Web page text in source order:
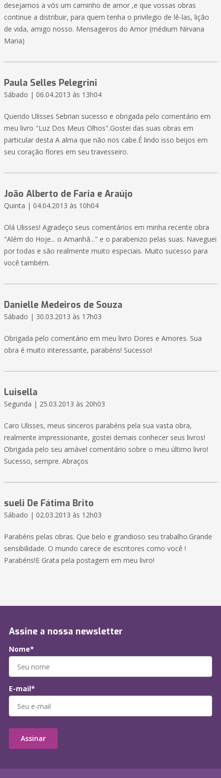
desejamos a vós um caminho de amor ,e que vossas obras
continue a distribuir, para quem tenha o privilegio de lê-las, lição
de vida, amigo nosso. Mensageiros do Amor (médium Nirvana
Maria)
Paula Selles Pelegrini
Sábado | 06.04.2013 às 13h04
Querido Ulisses Sebrian sucesso e obrigada pelo comentário em
meu livro "Luz Dos Meus Olhos".Gostei das suas obras em
particular desta A alma que não nos cabe.É lindo isso beijos em
seu coração flores em seu travesseiro.
João Alberto de Faria e Araújo
Quinta | 04.04.2013 às 10h04
Olá Ulisses! Agradeço seus comentários em minha recente obra
"Além do Hoje... o Amanhã..." e o parabenizo pelas suas. Naveguei
por todas e são realmente muito especiais. Muito sucesso para
você também.
Danielle Medeiros de Souza
Sábado | 30.03.2013 às 17h03
Obrigada pelo comentário em meu livro Dores e Amores. Sua
obra é muito interessante, parabéns! Sucesso!
Luisella
Segunda | 25.03.2013 às 20h03
Caro Ulisses, meus sinceros parabéns pela sua vasta obra,
realmente impressionante, gostei demais conhecer seus livros!
Obrigada pelo seu amável comentário sobre o meu último livro!
Sucesso, sempre. Abraços
sueli De Fátima Brito
Sábado | 02.03.2013 às 12h03
Parabéns pelas obras. Que belo e grandioso seu trabalho.Grande
sensibilidade. O mundo carece de escritores como você !
Parabéns!E Grata pela postagem em meu livro!
Assine a nossa newsletter
Nome*
E-mail*
Assinar